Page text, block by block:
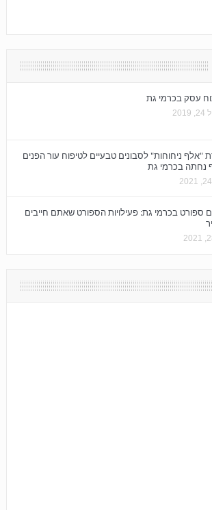
עסק בכרמי גת
"אלף ניחוחות" לסבונים טבעיים לטיפוח עור הפנים
נחתה בכרמי גת
ספורט בכרמי גת: פעילויות הספורט שאתם חייבים